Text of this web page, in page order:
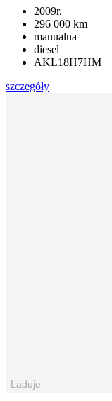
2009r.
296 000 km
manualna
diesel
AKL18H7HM
szczegóły